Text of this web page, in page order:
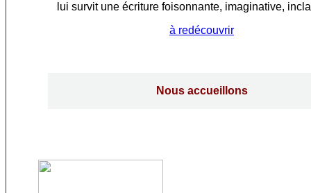
lui survit une écriture foisonnante, imaginative,
à redécouvrir
Nous accueillons